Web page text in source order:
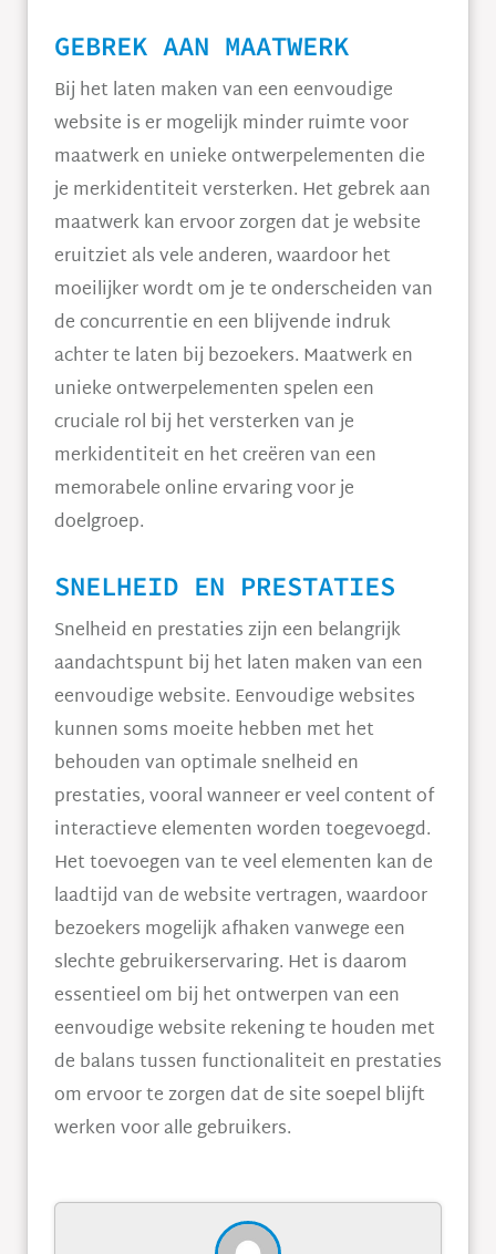
GEBREK AAN MAATWERK
Bij het laten maken van een eenvoudige
website is er mogelijk minder ruimte voor
maatwerk en unieke ontwerpelementen die
je merkidentiteit versterken. Het gebrek aan
maatwerk kan ervoor zorgen dat je website
eruitziet als vele anderen, waardoor het
moeilijker wordt om je te onderscheiden van
de concurrentie en een blijvende indruk
achter te laten bij bezoekers. Maatwerk en
unieke ontwerpelementen spelen een
cruciale rol bij het versterken van je
merkidentiteit en het creëren van een
memorabele online ervaring voor je
doelgroep.
SNELHEID EN PRESTATIES
Snelheid en prestaties zijn een belangrijk
aandachtspunt bij het laten maken van een
eenvoudige website. Eenvoudige websites
kunnen soms moeite hebben met het
behouden van optimale snelheid en
prestaties, vooral wanneer er veel content of
interactieve elementen worden toegevoegd.
Het toevoegen van te veel elementen kan de
laadtijd van de website vertragen, waardoor
bezoekers mogelijk afhaken vanwege een
slechte gebruikerservaring. Het is daarom
essentieel om bij het ontwerpen van een
eenvoudige website rekening te houden met
de balans tussen functionaliteit en prestaties
om ervoor te zorgen dat de site soepel blijft
werken voor alle gebruikers.